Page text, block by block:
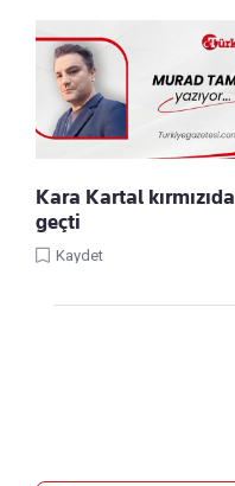
Kara Kartal kırmızıda
geçti
Kaydet